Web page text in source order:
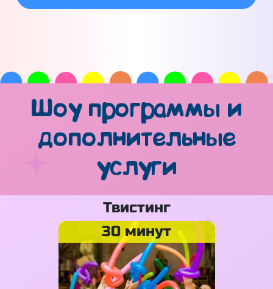
Шоу программы и
дополнительные
услуги
Твистинг
30 минут